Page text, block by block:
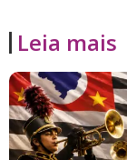
Leia mais